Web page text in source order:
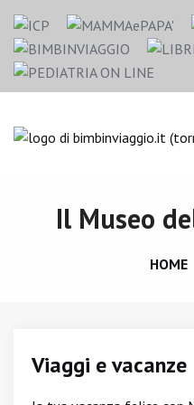
Il Museo
HOME
Viaggi e vacanze